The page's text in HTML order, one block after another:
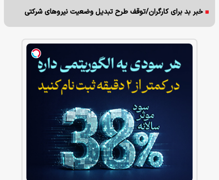
خبر بد برای کارگران/توقف طرح تبدیل وضعیت نیروهای شرکتی